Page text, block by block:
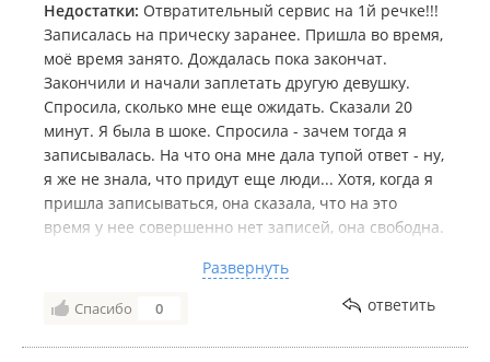
В общем, я люблю "Зефир"!
Недостатки: Отвратительный сервис на 1й речке!!!
Записалась на прическу заранее. Пришла во время,
моё время занято. Дождалась пока закончат.
Закончили и начали заплетать другую девушку.
Спросила, сколько мне еще ожидать. Сказали 20
минут. Я была в шоке. Спросила - зачем тогда я
записывалась. На что она мне дала тупой ответ - ну,
я же не знала, что придут еще люди... Хотя, когда я
пришла записываться, она сказала, что на это
время у нее совершенно нет записей, она свободна.
поздоровалась, извинения за сбой во времени не
попросила. НЕ улыбается вообще. Сервиса нет! Вот
я и сделала прическу в свой ДР!
Развернуть
Спасибо 0 ответить